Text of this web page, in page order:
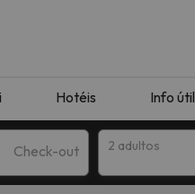
Hotéis Info útil
Check-out 2 adultos